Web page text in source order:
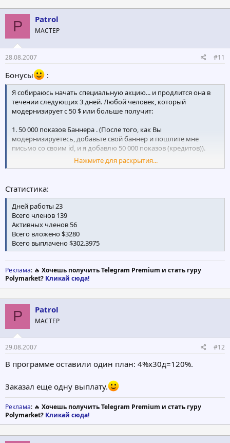
P Patrol
МАСТЕР
28.08.2007 #11
Бонусы :
Я собираюсь начать специальную акцию... и продлится она в
течении следующих 3 дней. Любой человек, который
модернизирует с 50 $ или больше получит:
1. 50 000 показов Баннера . (После того, как Вы
модернизируетесь, добавьте свой баннер и пошлите мне
письмо со своим id, и я добавлю 50 000 показов (кредитов)).
2. Вы также получите 5000 кредитов.
прорекламировать другую хорошую программу, в которой Вы
находитесь.
Кроме того, помните, мы платим 5% комиссии с реферралов,
так что удостоверьтесь, что Вы рекламируете ZproSurf также на
других сайтах.
Спасибо
ZProSurf
Admin
Нажмите для раскрытия...
Статистика:
Дней работы 23
Всего членов 139
Активных членов 56
Всего вложено $3280
Всего выплачено $302.3975
Реклама: 🔥 Хочешь получить Telegram Premium и стать гуру
Polymarket? Кликай сюда!
P Patrol
МАСТЕР
29.08.2007 #12
В программе оставили один план: 4%х30д=120%.
Заказал еще одну выплату.
Реклама: 🔥 Хочешь получить Telegram Premium и стать гуру
Polymarket? Кликай сюда!